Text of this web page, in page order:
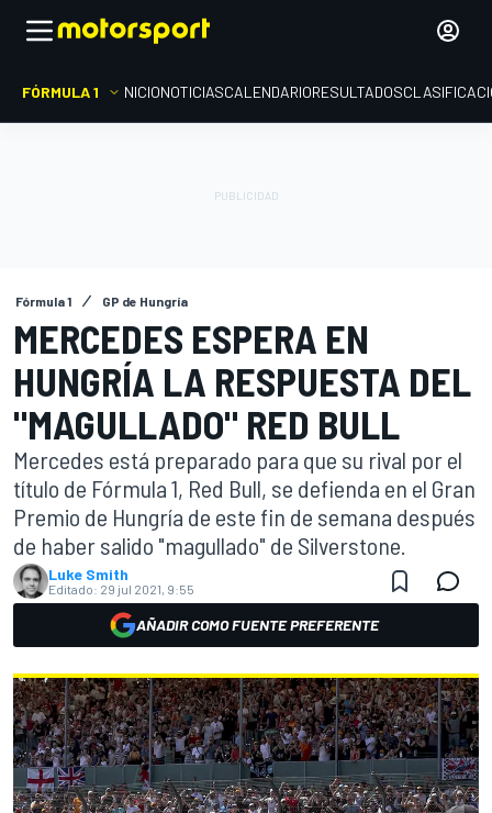
FÓRMULA 1 INICIONOTICIASCALENDARIORESULTADOS
Fórmula 1 GP de Hungría
MERCEDES ESPERA EN
HUNGRÍA LA RESPUESTA DEL
"MAGULLADO" RED BULL
Mercedes está preparado para que su rival por el
título de Fórmula 1, Red Bull, se defienda en el Gran
Premio de Hungría de este fin de semana después
de haber salido "magullado" de Silverstone.
Luke Smith
Editado: 29 jul 2021, 9:55
AÑADIR COMO FUENTE PREFERENTE